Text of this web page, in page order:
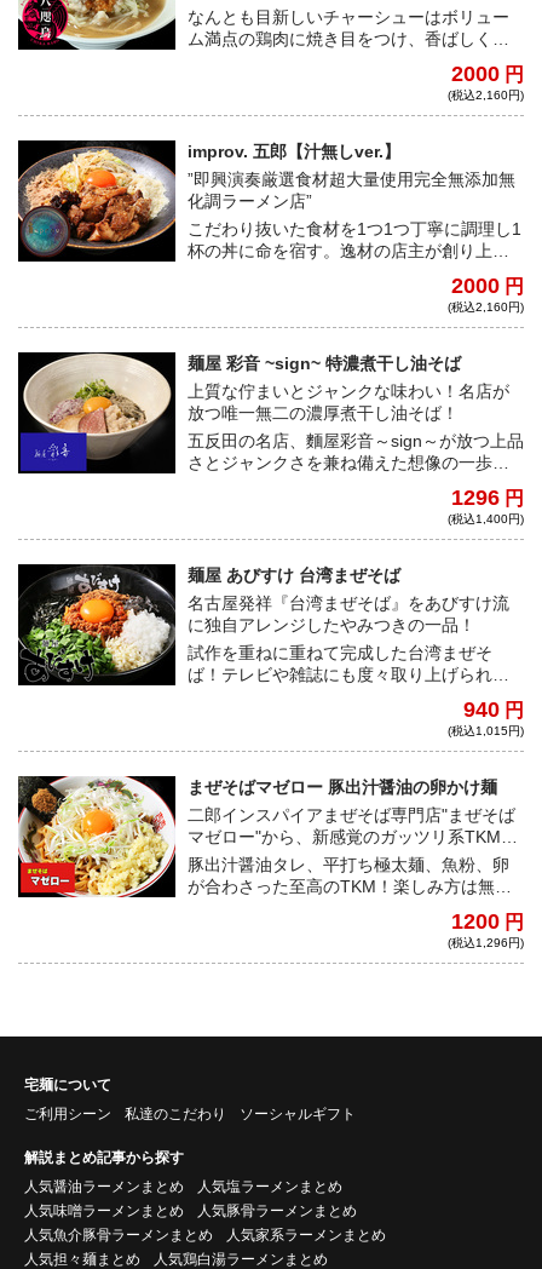
なんとも目新しいチャーシューはボリュー
ム満点の鶏肉に焼き目をつけ、香ばしく仕
然な甘みが特徴のスープに、二郎系らしい
太麺の組み合わせは居山店主だから生み出
2000 円
(税込2,160円)
improv. 五郎【汁無しver.】
”即興演奏厳選食材超大量使用完全無添加無
化調ラーメン店”
こだわり抜いた食材を1つ1つ丁寧に調理し1
杯の丼に命を宿す。逸材の店主が創り上げ
2000 円
(税込2,160円)
麺屋 彩音 ~sign~ 特濃煮干し油そば
上質な佇まいとジャンクな味わい！名店が
放つ唯一無二の濃厚煮干し油そば！
五反田の名店、麵屋彩音～sign～が放つ上品
さとジャンクさを兼ね備えた想像の一歩先
い、中毒性抜群の一杯をお届け！！1296 円
(税込1,400円)
麺屋 あびすけ 台湾まぜそば
名古屋発祥『台湾まぜそば』をあびすけ流
に独自アレンジしたやみつきの一品！
試作を重ねに重ねて完成した台湾まぜそ
ば！テレビや雑誌にも度々取り上げられて
940 円
(税込1,015円)
まぜそばマゼロー 豚出汁醤油の卵かけ麺
二郎インスパイアまぜそば専門店"まぜそば
マゼロー"から、新感覚のガッツリ系TKMが
登場！！！
豚出汁醤油タレ、平打ち極太麺、魚粉、卵
が合わさった至高のTKM！楽しみ方は無限
1200 円
(税込1,296円)
宅麺について
ご利用シーン
私達のこだわり ソーシャルギフト
解説まとめ記事から探す
人気醤油ラーメンまとめ
人気塩ラーメンまとめ
人気味噌ラーメンまとめ
人気豚骨ラーメンまとめ
人気魚介豚骨ラーメンまとめ
人気家系ラーメンまとめ
人気担々麺まとめ
人気鶏白湯ラーメンまとめ